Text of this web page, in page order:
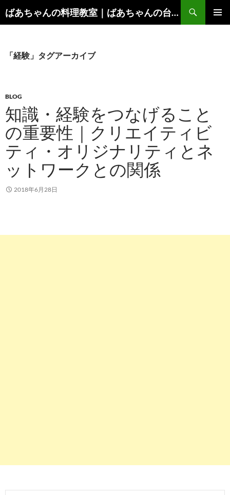
ン
プ
ばあちゃんの料理教室｜ばあちゃんの台所から学ぶ、食と健康の知恵
索
「経験」タグアーカイブ
BLOG
知識・経験をつなげること
の重要性｜クリエイティビ
ティ・オリジナリティとネ
ットワークとの関係
2018年6月28日